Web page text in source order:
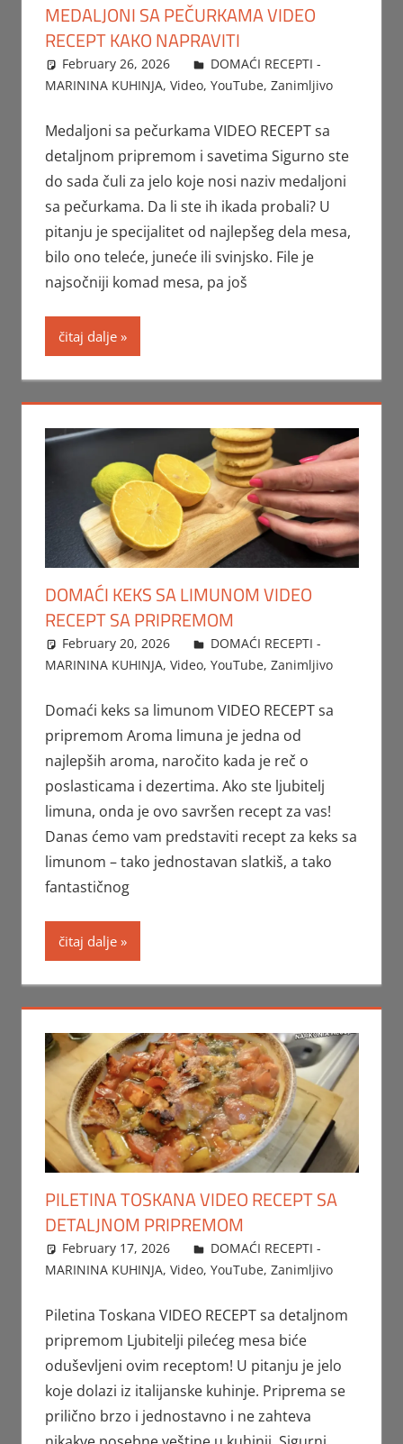
MEDALJONI SA PEČURKAMA VIDEO
RECEPT KAKO NAPRAVITI
February 26, 2026 FTorgAdmin
DOMAĆI RECEPTI -
MARININA KUHINJA, Video, YouTube, Zanimljivo
Medaljoni sa pečurkama VIDEO RECEPT sa
detaljnom pripremom i savetima Sigurno ste
do sada čuli za jelo koje nosi naziv medaljoni
sa pečurkama. Da li ste ih ikada probali? U
pitanju je specijalitet od najlepšeg dela mesa,
bilo ono teleće, juneće ili svinjsko. File je
najsočniji komad mesa, pa još
čitaj dalje
DOMAĆI KEKS SA LIMUNOM VIDEO
RECEPT SA PRIPREMOM
February 20, 2026 FTorgAdmin
DOMAĆI RECEPTI -
MARININA KUHINJA, Video, YouTube, Zanimljivo
Domaći keks sa limunom VIDEO RECEPT sa
pripremom Aroma limuna je jedna od
najlepših aroma, naročito kada je reč o
poslasticama i dezertima. Ako ste ljubitelj
limuna, onda je ovo savršen recept za vas!
Danas ćemo vam predstaviti recept za keks sa
limunom – tako jednostavan slatkiš, a tako
fantastičnog
čitaj dalje
PILETINA TOSKANA VIDEO RECEPT SA
DETALJNOM PRIPREMOM
February 17, 2026 FTorgAdmin
DOMAĆI RECEPTI -
MARININA KUHINJA, Video, YouTube, Zanimljivo
Piletina Toskana VIDEO RECEPT sa detaljnom
pripremom Ljubitelji pilećeg mesa biće
oduševljeni ovim receptom! U pitanju je jelo
koje dolazi iz italijanske kuhinje. Priprema se
prilično brzo i jednostavno i ne zahteva